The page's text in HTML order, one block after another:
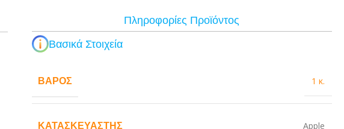
Πληροφορίες Προϊόντος
Βασικά Στοιχεία
ΒΆΡΟΣ 1 κ.
ΚΑΤΑΣΚΕΥΑΣΤΉΣ Apple